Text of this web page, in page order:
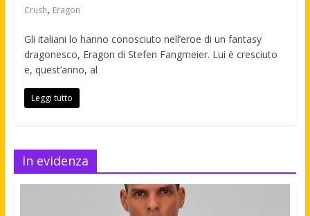
Crush, Eragon
Gli italiani lo hanno conosciuto nell’eroe di un fantasy
dragonesco, Eragon di Stefen Fangmeier. Lui è cresciuto
e, quest’anno, al
Leggi tutto
In evidenza